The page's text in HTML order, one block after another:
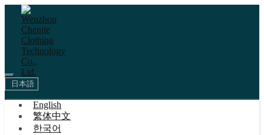
日本語
English
繁体中文
한국어